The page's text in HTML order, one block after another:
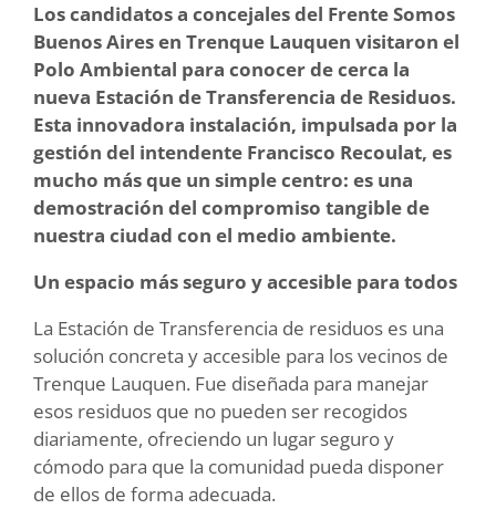
Los candidatos a concejales del Frente Somos
Buenos Aires en Trenque Lauquen visitaron el
Polo Ambiental para conocer de cerca la
nueva Estación de Transferencia de Residuos.
Esta innovadora instalación, impulsada por la
gestión del intendente Francisco Recoulat, es
mucho más que un simple centro: es una
demostración del compromiso tangible de
nuestra ciudad con el medio ambiente.
Un espacio más seguro y accesible para todos
La Estación de Transferencia de residuos es una
solución concreta y accesible para los vecinos de
Trenque Lauquen. Fue diseñada para manejar
esos residuos que no pueden ser recogidos
diariamente, ofreciendo un lugar seguro y
cómodo para que la comunidad pueda disponer
de ellos de forma adecuada.